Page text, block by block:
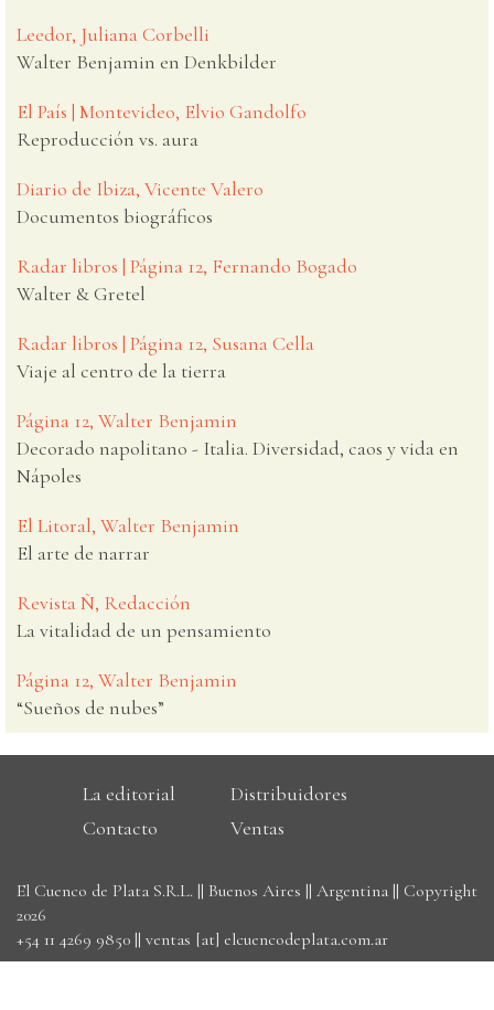
Leedor, Juliana Corbelli
Walter Benjamin en Denkbilder
El País | Montevideo, Elvio Gandolfo
Reproducción vs. aura
Diario de Ibiza, Vicente Valero
Documentos biográficos
Radar libros | Página 12, Fernando Bogado
Walter & Gretel
Radar libros | Página 12, Susana Cella
Viaje al centro de la tierra
Página 12, Walter Benjamin
Decorado napolitano - Italia. Diversidad, caos y vida en
Nápoles
El Litoral, Walter Benjamin
El arte de narrar
Revista Ñ, Redacción
La vitalidad de un pensamiento
Página 12, Walter Benjamin
“Sueños de nubes”
La editorial
Distribuidores
Contacto
Ventas
El Cuenco de Plata S.R.L. || Buenos Aires || Argentina || Copyright
2026
+54 11 4269 9850 || ventas [at] elcuencodeplata.com.ar